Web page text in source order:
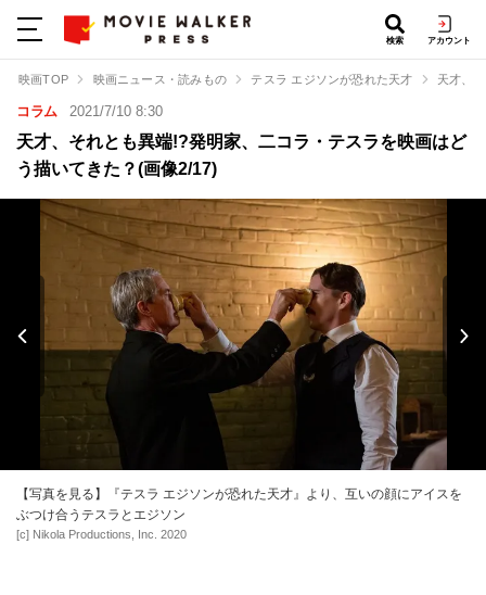
検索 アカウント
映画TOP 映画ニュース・読みもの テスラ エジソンが恐れた天才 天才、
コラム 2021/7/10 8:30
天才、それとも異端!?発明家、二コラ・テスラを映画はど
う描いてきた？(画像2/17)
【写真を見る】『テスラ エジソンが恐れた天才』より、互いの顔にアイスを
ぶつけ合うテスラとエジソン
[c] Nikola Productions, Inc. 2020